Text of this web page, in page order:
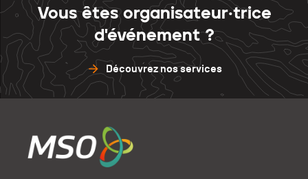
Vous êtes organisateur·trice
d'événement ?
Découvrez nos services